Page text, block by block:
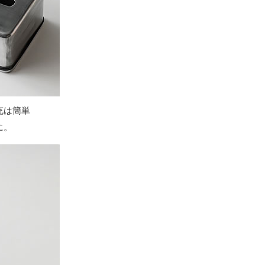
は簡単